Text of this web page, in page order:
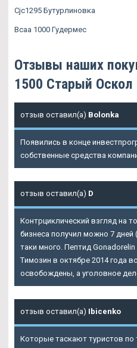
Cjc1295 Бутурлиновка
Всаа 1000 Гудермес
Отзывы наших
1500 Старый Оскол
отзыв оставил(а) Bolonka
Появились в конце
собственные средства
отзыв оставил(а) D
Контрциклический взгляд на
бизнеса получил можно 7 дней
таки много. Пептид
Tимозин в октябре 2014 года
освобождены, а уголовное
отзыв оставил(а) Ibicenko
Которые таскают туристов по